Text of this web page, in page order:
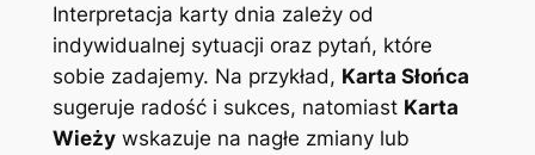
Interpretacja karty dnia zależy od
indywidualnej sytuacji oraz pytań, które
sobie zadajemy. Na przykład, Karta Słońca
sugeruje radość i sukces, natomiast Karta
Wieżywskazuje na nagłe zmiany lub